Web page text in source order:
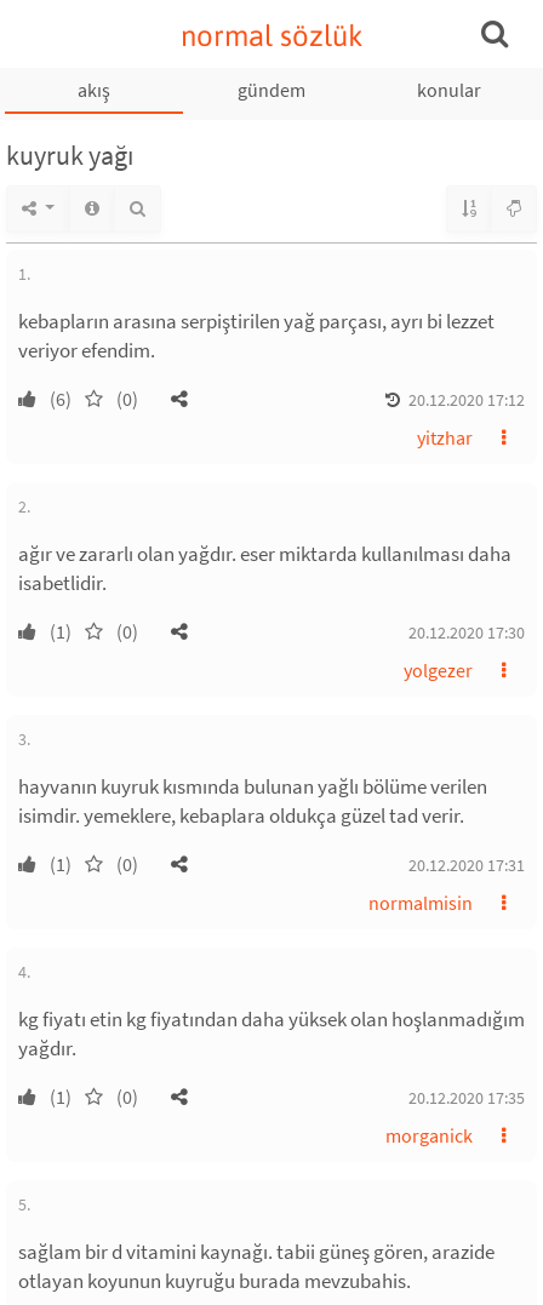
normal sözlük
akış gündem konular
kuyruk yağı
1.
kebapların arasına serpiştirilen yağ parçası, ayrı bi lezzet
veriyor efendim.
(6) (0) 20.12.2020 17:12
yitzhar
2.
ağır ve zararlı olan yağdır. eser miktarda kullanılması daha
isabetlidir.
(1) (0) 20.12.2020 17:30
yolgezer
3.
hayvanın kuyruk kısmında bulunan yağlı bölüme verilen
isimdir. yemeklere, kebaplara oldukça güzel tad verir.
(1) (0) 20.12.2020 17:31
normalmisin
4.
kg fiyatı etin kg fiyatından daha yüksek olan hoşlanmadığım
yağdır.
(1) (0) 20.12.2020 17:35
morganick
5.
sağlam bir d vitamini kaynağı. tabii güneş gören, arazide
otlayan koyunun kuyruğu burada mevzubahis.